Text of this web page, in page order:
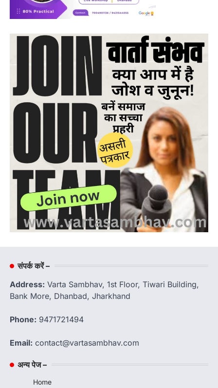
संपर्क करें –
Address: Varta Sambhav, 1st Floor, Tiwari Building,
Bank More, Dhanbad, Jharkhand
Phone: 9471721494
Email: contact@vartasambhav.com
अन्य पेज –
Home